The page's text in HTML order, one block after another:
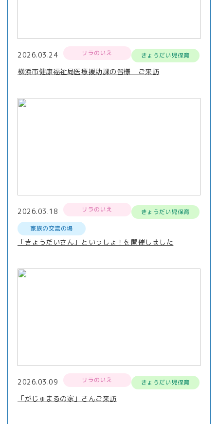
2026.03.24 リラのいえ きょうだい児保育
横浜市健康福祉局医療援助課の皆様 ご来訪
2026.03.18 リラのいえ
きょうだい児保育
家族の交流の場
「きょうだいさん」といっしょ！を開催しました
2026.03.09 リラのいえ きょうだい児保育
「がじゅまるの家」さんご来訪